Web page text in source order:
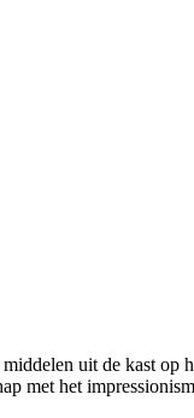
uit de kast
met het